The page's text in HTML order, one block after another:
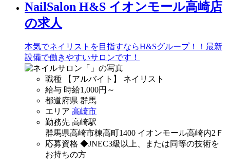
NailSalon H&S イオンモール高崎店
の求人
本気でネイリストを目指すならH&Sグループ！！最新
設備で働きやすいサロンです！
職種
【アルバイト】 ネイリスト
給与 時給1,000円～
都道府県 群馬
エリア 高崎市
勤務先 高崎駅
群馬県高崎市棟高町1400 イオンモール高崎内2Ｆ
応募資格 ◆JNEC3級以上、または同等の技術を
お持ちの方